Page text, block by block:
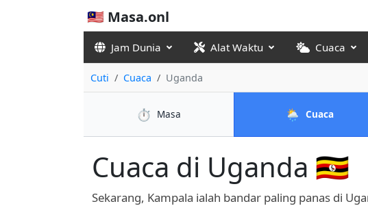
🇲🇾 Masa.onl
Jam Dunia Alat Waktu Cuaca
Cuti Cuaca Uganda
⏱️ Masa 🌦️ Cuaca
Cuaca di Uganda 🇺🇬
Sekarang, Kampala ialah bandar paling panas di